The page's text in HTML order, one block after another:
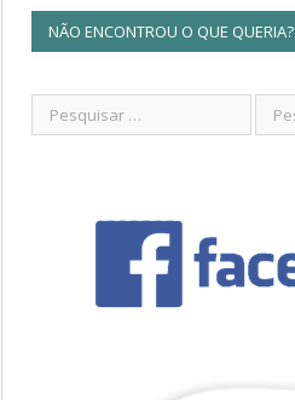
NÃO ENCONTROU O QUE QUERIA?